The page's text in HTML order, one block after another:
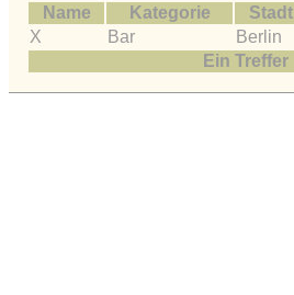
Name
Kategorie Stadt
X
Bar Berlin
Ein Treffer